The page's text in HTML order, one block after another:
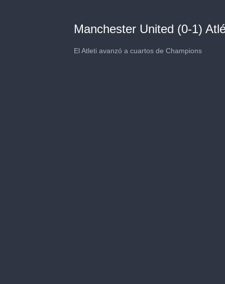
Manchester United (0-1)
El Atleti avanzó a cuartos de Champions